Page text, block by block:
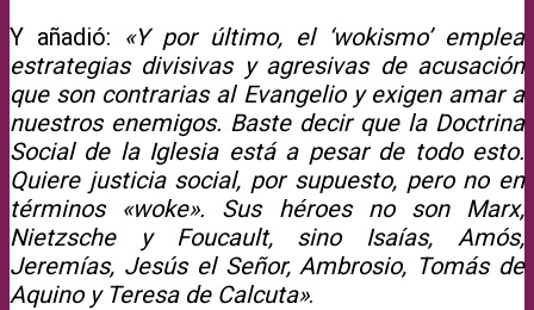
Y añadió: «Y por último, el ‘wokismo’ emplea
estrategias divisivas y agresivas de acusación
que son contrarias al Evangelio y exigen amar a
nuestros enemigos. Baste decir que la Doctrina
Social de la Iglesia está a pesar de todo esto.
Quiere justicia social, por supuesto, pero no en
términos «woke». Sus héroes no son Marx,
Nietzsche y Foucault, sino Isaías, Amós,
Jeremías, Jesús el Señor, Ambrosio, Tomás de
Aquino y Teresa de Calcuta».